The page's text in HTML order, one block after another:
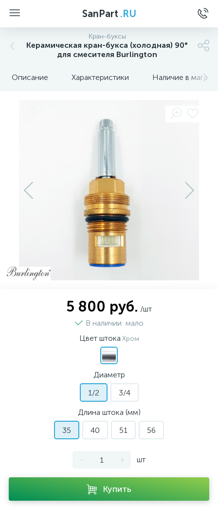
SanPart .RU
Кран-буксы
Керамическая кран-букса (холодная) 90°
для смесителя Burlington
Описание Характеристики Наличие в
5 800 руб. /шт
В наличии мало
Цвет штока Хром
Диаметр
1/2
3/4
Длина штока (мм)
35
40 51 56
- + шт
Купить